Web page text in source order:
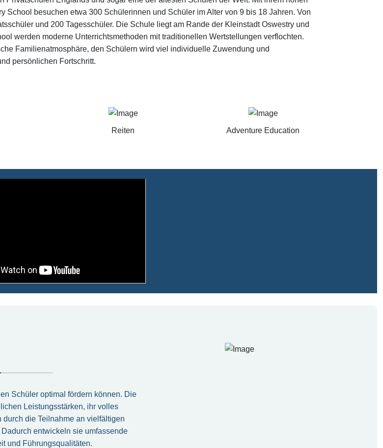
School besuchen etwa 300 Schülerinnen und Schüler im Alter von 9 bis 18 Jahren. Von
und 200 Tagesschüler. Die Schule liegt am Rande der Kleinstadt Oswestry und
werden moderne Unterrichtsmethoden mit traditionellen Wertstellungen verflochten.
Familienatmosphäre, den Schülern wird viel individuelle Zuwendung und
persönlichen Fortschritt.
Reiten Adventure Education
Schüler optimal fördern können. Die
Leistungsstärken, ihr volles
die Teilnahme an vielfältigen
entwickeln sie umfassende
und Führungsqualitäten.